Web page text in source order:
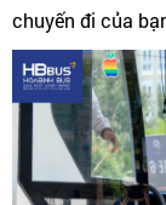
chuyến đi của